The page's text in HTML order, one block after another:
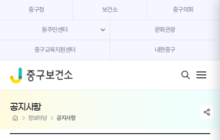
중구청 보건소 중구의회
동주민센터 문화관광
중구교육지원센터 내편중구
공지사항
home 정보마당 공지사항
share